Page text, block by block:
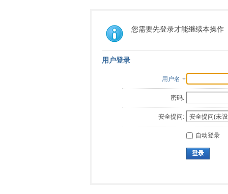
您需要先登录才能继续本操作
用户登录
用户名
密码:
安全提问:
自动登录
登录